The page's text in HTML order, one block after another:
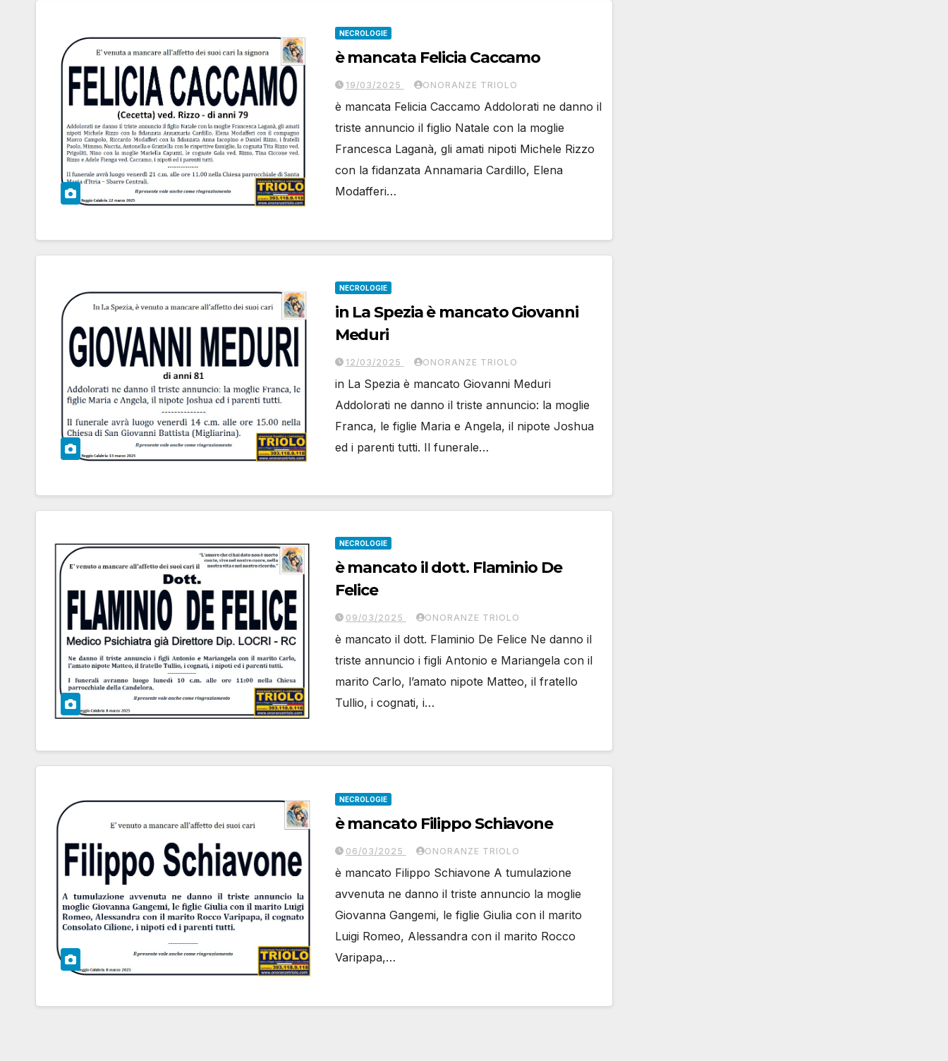
NECROLOGIE
è mancata Felicia Caccamo
19/03/2025 ONORANZE TRIOLO
è mancata Felicia Caccamo Addolorati ne danno il
triste annuncio il figlio Natale con la moglie
Francesca Laganà, gli amati nipoti Michele Rizzo
con la fidanzata Annamaria Cardillo, Elena
Modafferi…
NECROLOGIE
in La Spezia è mancato Giovanni
Meduri
12/03/2025 ONORANZE TRIOLO
in La Spezia è mancato Giovanni Meduri
Addolorati ne danno il triste annuncio: la moglie
Franca, le figlie Maria e Angela, il nipote Joshua
ed i parenti tutti. Il funerale…
NECROLOGIE
è mancato il dott. Flaminio De
Felice
09/03/2025 ONORANZE TRIOLO
è mancato il dott. Flaminio De Felice Ne danno il
triste annuncio i figli Antonio e Mariangela con il
marito Carlo, l’amato nipote Matteo, il fratello
Tullio, i cognati, i…
NECROLOGIE
è mancato Filippo Schiavone
06/03/2025 ONORANZE TRIOLO
è mancato Filippo Schiavone A tumulazione
avvenuta ne danno il triste annuncio la moglie
Giovanna Gangemi, le figlie Giulia con il marito
Luigi Romeo, Alessandra con il marito Rocco
Varipapa,…